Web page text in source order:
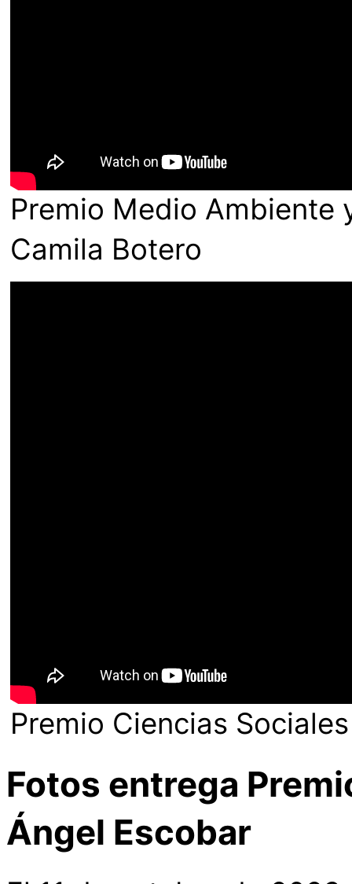
Premio Medio Ambiente
Camila Botero
Premio Ciencias
Fotos entrega
Ángel Escobar